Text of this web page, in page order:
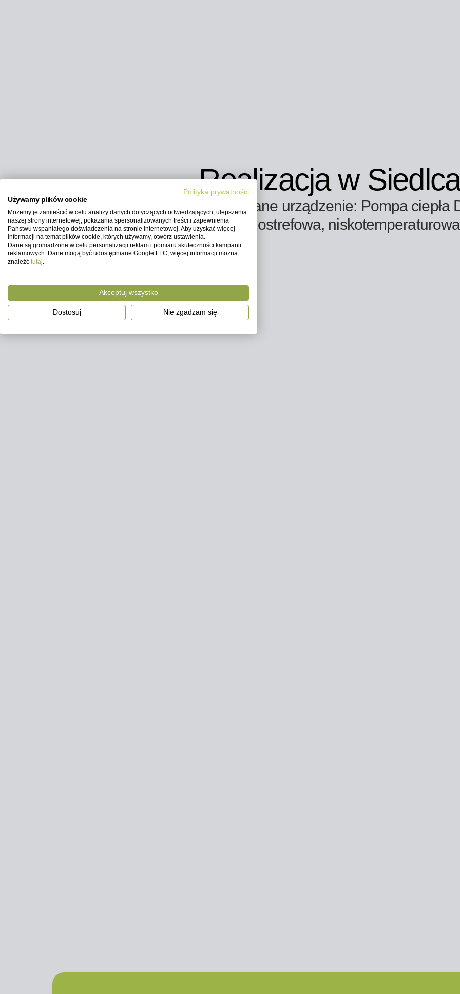
Realizacja w
Zamontowane urządzenie: Pompa ciepła
jednostrefowa, niskotemperaturowa
Polityka prywatności
Używamy plików cookie
Możemy je zamieścić w celu analizy danych dotyczących odwiedzających, ulepszenia
naszej strony internetowej, pokazania spersonalizowanych treści i zapewnienia
Państwu wspaniałego doświadczenia na stronie internetowej. Aby uzyskać więcej
informacji na temat plików cookie, których używamy, otwórz ustawienia.
Dane są gromadzone w celu personalizacji reklam i pomiaru skuteczności kampanii
reklamowych. Dane mogą być udostępniane Google LLC, więcej informacji można
znaleźć tutaj.
Akceptuj wszystko
Dostosuj Nie zgadzam się